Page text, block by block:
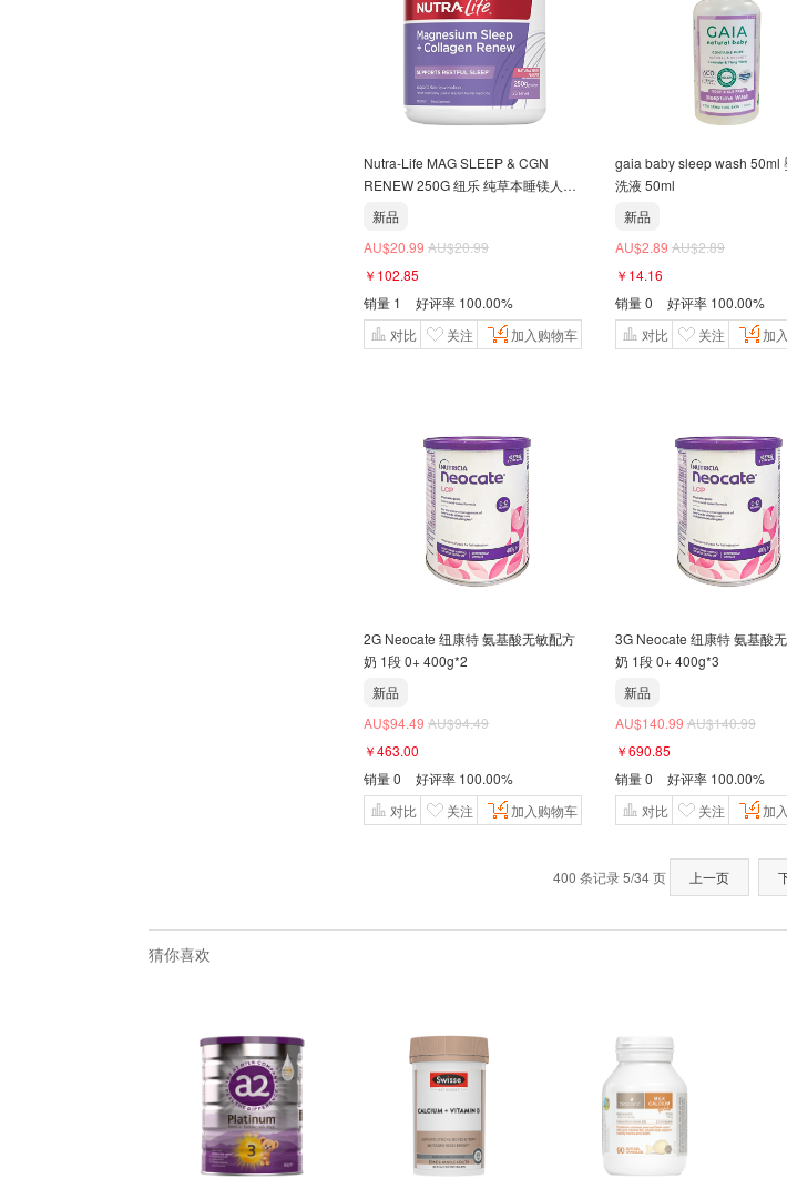
Nutra-Life MAG SLEEP & CGN
RENEW 250G 纽乐 纯草本睡镁人胶
原蛋白粉250克
新品
AU$20.99 AU$20.99
￥102.85
销量 1 好评率 100.00%
对比
关注 加入购物车
gaia baby sleep wash 50ml 婴儿睡眠
洗液 50ml
新品
AU$2.89 AU$2.89
￥14.16
销量0 好评率 100.00%
对比
关注 加
2G Neocate 纽康特 氨基酸无敏配方
奶 1段 0+ 400g*2
新品
AU$94.49 AU$94.49
￥463.00
销量0 好评率 100.00%
对比
关注 加入购物车
3G Neocate 纽康特 氨基酸
奶 1段 0+ 400g*3
新品
AU$140.99 AU$140.99
￥690.85
销量0 好评率 100.00%
对比
关注 加
400 条记录 5/34 页 上一页
猜你喜欢